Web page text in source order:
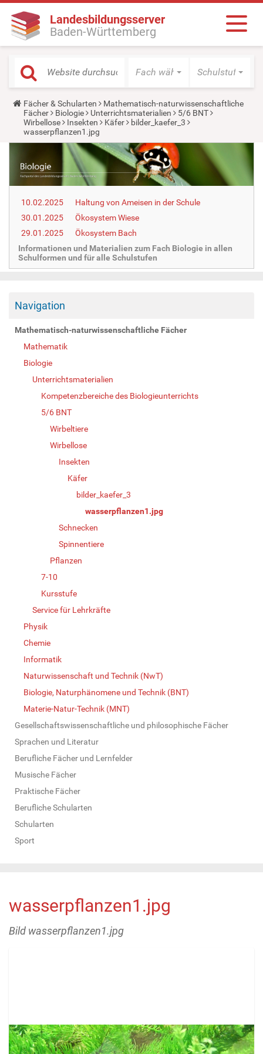
Landesbildungsserver
Baden-Württemberg
Fach wählen Schulstufe
Y
o
u
a
r
e
r
e
Fächer & Schularten
Mathematisch-naturwissenschaftliche
Fächer
Biologie Unterrichtsmaterialien
5/6 BNT
Wirbellose
Insekten Käfer
bilder_kaefer_3
wasserpflanzen1.jpg
10.02.2025
Haltung von Ameisen in der Schule
30.01.2025
Ökosystem Wiese
29.01.2025
Ökosystem Bach
Informationen und Materialien zum Fach Biologie in allen
Schulformen und für alle Schulstufen
Navigation
Mathematisch-naturwissenschaftliche Fächer
Mathematik
Biologie
Unterrichtsmaterialien
Kompetenzbereiche des Biologieunterrichts
5/6 BNT
Wirbeltiere
Wirbellose
Insekten
Käfer
bilder_kaefer_3
wasserpflanzen1.jpg
Schnecken
Spinnentiere
Pflanzen
7-10
Kursstufe
Service für Lehrkräfte
Physik
Chemie
Informatik
Naturwissenschaft und Technik (NwT)
Biologie, Naturphänomene und Technik (BNT)
Materie-Natur-Technik (MNT)
Gesellschaftswissenschaftliche und philosophische Fächer
Sprachen und Literatur
Berufliche Fächer und Lernfelder
Musische Fächer
Praktische Fächer
Berufliche Schularten
Schularten
Sport
wasserpflanzen1.jpg
Bild wasserpflanzen1.jpg